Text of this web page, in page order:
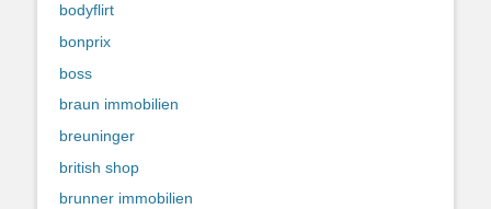
bodyflirt
bonprix
boss
braun immobilien
breuninger
british shop
brunner immobilien